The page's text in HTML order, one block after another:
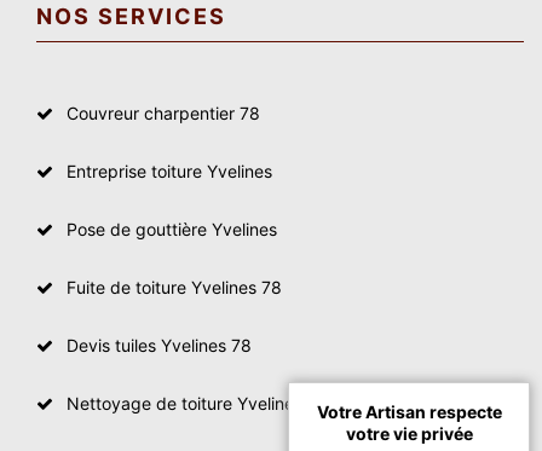
NOS SERVICES
Couvreur charpentier 78
Entreprise toiture Yvelines
Pose de gouttière Yvelines
Fuite de toiture Yvelines 78
Devis tuiles Yvelines 78
Nettoyage de toiture Yvelines
Votre Artisan respecte
votre vie privée